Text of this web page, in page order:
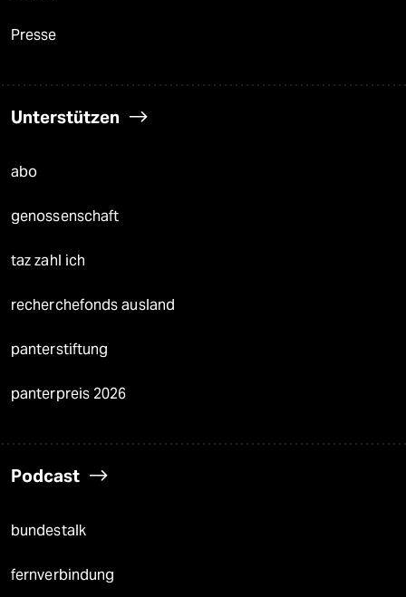
Presse
Unterstützen
abo
genossenschaft
taz zahl ich
recherchefonds ausland
panterstiftung
panterpreis 2026
Podcast
bundestalk
fernverbindung